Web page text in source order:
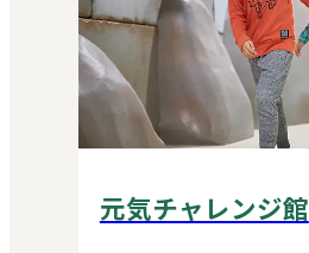
元気チャレンジ館